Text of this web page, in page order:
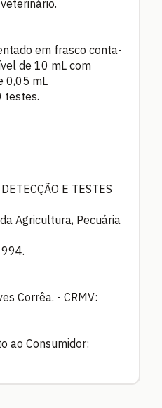
em frasco conta-
de 10 mL com
0,05 mL
testes.
E TESTES
Agricultura, Pecuária
Corrêa. - CRMV:
ao Consumidor: